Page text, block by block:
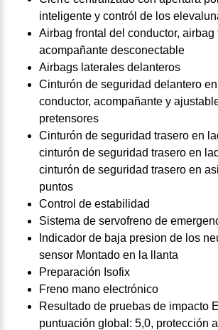
inteligente y contról de los
Airbag frontal del conductor, airbag
acompañante desconectable
Airbags laterales delanteros
Cinturón de seguridad delantero
conductor, acompañante y
pretensores
Cinturón de seguridad trasero en
cinturón de seguridad trasero en
cinturón de seguridad trasero en
puntos
Control de estabilidad
Sistema de servofreno de
Indicador de baja presion de los
sensor Montado en la llanta
Preparación Isofix
Freno mano electrónico
Resultado de pruebas de impacto
puntuación global: 5,0, protección